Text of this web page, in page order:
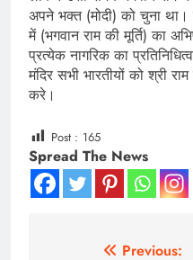
अपने भक्त (मोदी) को चुना था।
में (भगवान राम की मूर्ति) का
प्रत्येक नागरिक का
मंदिर सभी भारतीयों को श्री
करे।
Post : 165
Spread The News
Previous: